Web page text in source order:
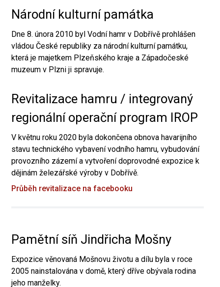
Národní kulturní památka
Dne 8. února 2010 byl Vodní hamr v Dobřívě prohlášen
vládou České republiky za národní kulturní památku,
která je majetkem Plzeňského kraje a Západočeské
muzeum v Plzni ji spravuje.
Revitalizace hamru / integrovaný
regionální operační program IROP
V květnu roku 2020 byla dokončena obnova havarijního
stavu technického vybavení vodního hamru, vybudování
provozního zázemí a vytvoření doprovodné expozice k
dějinám železářské výroby v Dobřívě.
Průběh revitalizace na facebooku
Pamětní síň Jindřicha Mošny
Expozice věnovaná Mošnovu životu a dílu byla v roce
2005 nainstalována v domě, který dříve obývala rodina
jeho manželky.